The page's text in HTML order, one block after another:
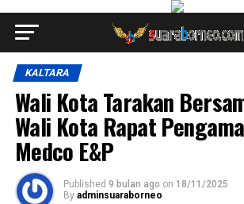
KALTARA
Wali Kota Tarakan
Wali Kota Rapat
Medco E&P
Published 9 bulan ago on 18/11/2025
By adminsuaraborneo